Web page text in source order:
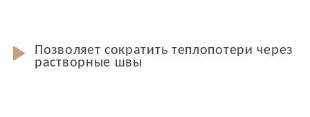
Позволяет сократить теплопотери через
растворные швы